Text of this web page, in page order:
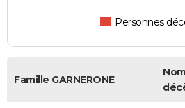
Personnes
Famille GARNERONE